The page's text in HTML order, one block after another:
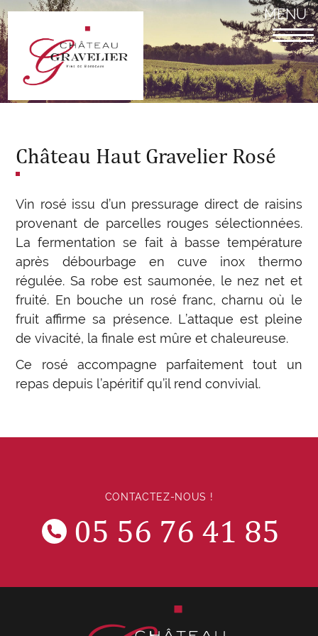
Aller
au
contenu
principal
MENU
Château Haut Gravelier Rosé
Vin rosé issu d’un pressurage direct de raisins
provenant de parcelles rouges sélectionnées.
La fermentation se fait à basse température
après débourbage en cuve inox thermo
régulée. Sa robe est saumonée, le nez net et
fruité. En bouche un rosé franc, charnu où le
fruit affirme sa présence. L’attaque est pleine
de vivacité, la finale est mûre et chaleureuse.
Ce rosé accompagne parfaitement tout un
repas depuis l’apéritif qu’il rend convivial.
CONTACTEZ-NOUS !
05 56 76 41 85